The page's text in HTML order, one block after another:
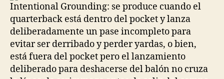
Intentional Grounding: se produce cuando el
quarterback está dentro del pocket y lanza
deliberadamente un pase incompleto para
evitar ser derribado y perder yardas, o bien,
está fuera del pocket pero el lanzamiento
deliberado para deshacerse del balón no cruza